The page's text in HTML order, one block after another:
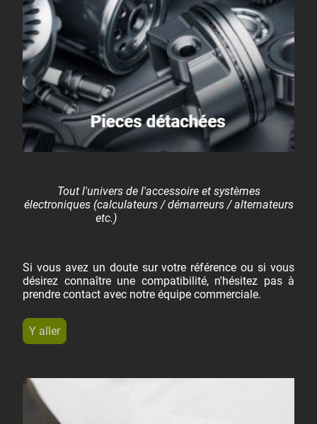
Tout l'univers de l'accessoire et systèmes
électroniques (calculateurs / démarreurs / alternateurs
etc.)
Si vous avez un doute sur votre référence ou si vous
désirez connaître une compatibilité, n'hésitez pas à
prendre contact avec notre équipe commerciale.
Y aller